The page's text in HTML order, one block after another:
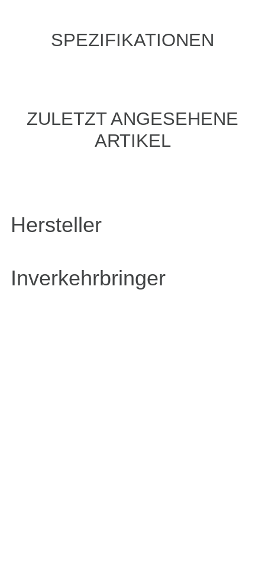
SPEZIFIKATIONEN
ZULETZT ANGESEHENE
ARTIKEL
Hersteller
Inverkehrbringer